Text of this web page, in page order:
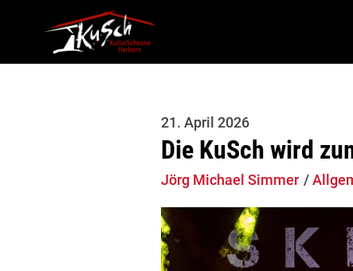
21. April 2026
Die KuSch wird
Jörg Michael Simmer